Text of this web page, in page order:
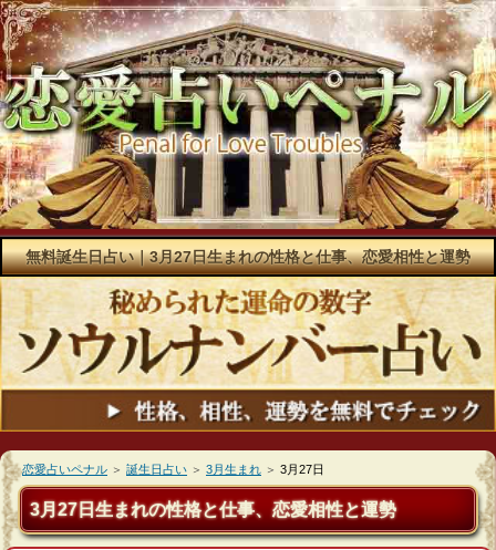
無料誕生日占い｜3月27日生まれの性格と仕事、恋愛相性と運勢
恋愛占いペナル ＞ 誕生日占い ＞ 3月生まれ ＞ 3月27日
3月27日生まれの性格と仕事、恋愛相性と運勢